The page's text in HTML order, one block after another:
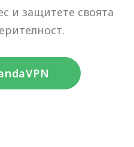
и защитете своята